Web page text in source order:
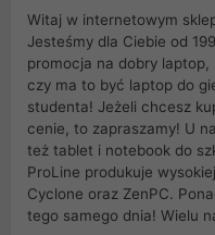
Witaj w internetowym
Jesteśmy dla Ciebie od
promocja na dobry
czy ma to być laptop do
studenta! Jeżeli chcesz
cenie, to zapraszamy! U
też tablet i notebook do
ProLine produkuje
Cyclone oraz ZenPC.
tego samego dnia! Wielu